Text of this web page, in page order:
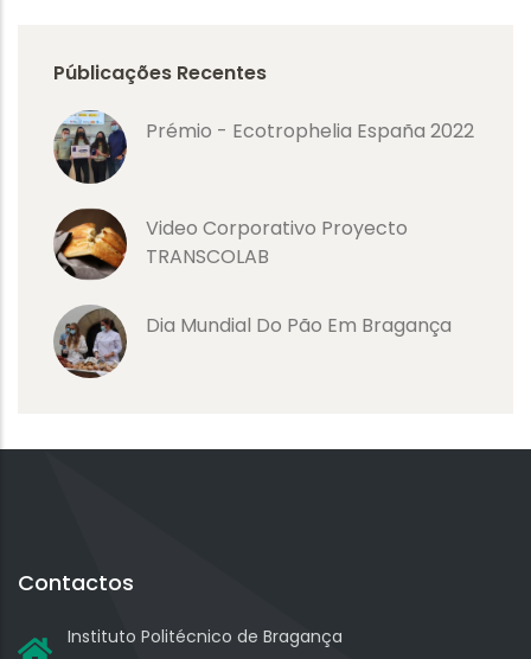
Públicações Recentes
Prémio - Ecotrophelia España 2022
Video Corporativo Proyecto
TRANSCOLAB
Dia Mundial Do Pão Em Bragança
Contactos
Instituto Politécnico de Bragança